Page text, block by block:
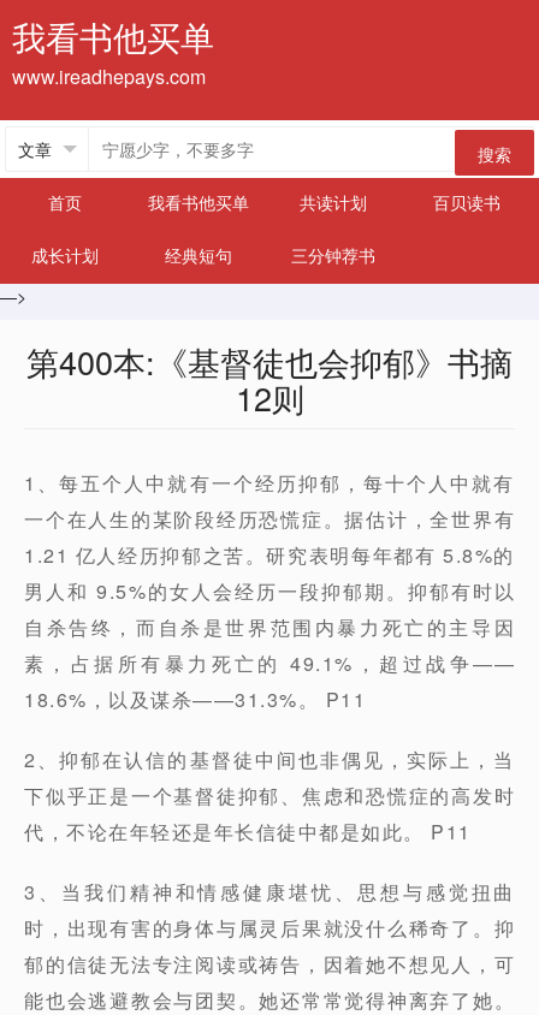
我看书他买单
www.ireadhepays.com
搜索
首页
我看书他买单 共读计划 百贝读书
成长计划 经典短句
三分钟荐书
—>
第400本:《基督徒也会抑郁》书摘
12则
1、每五个人中就有一个经历抑郁，每十个人中就有
一个在人生的某阶段经历恐慌症。据估计，全世界有
1.21 亿人经历抑郁之苦。研究表明每年都有 5.8%的
男人和 9.5%的女人会经历一段抑郁期。抑郁有时以
自杀告终，而自杀是世界范围内暴力死亡的主导因
素，占据所有暴力死亡的 49.1%，超过战争——
18.6%，以及谋杀——31.3%。 P11
2、抑郁在认信的基督徒中间也非偶见，实际上，当
下似乎正是一个基督徒抑郁、焦虑和恐慌症的高发时
代，不论在年轻还是年长信徒中都是如此。 P11
3、当我们精神和情感健康堪忧、思想与感觉扭曲
时，出现有害的身体与属灵后果就没什么稀奇了。抑
郁的信徒无法专注阅读或祷告，因着她不想见人，可
能也会逃避教会与团契。她还常常觉得神离弃了她。